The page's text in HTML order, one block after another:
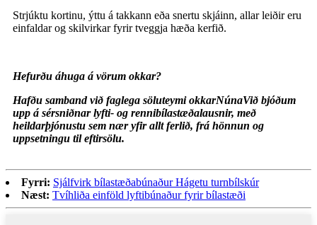
Strjúktu kortinu, ýttu á takkann eða snertu skjáinn, allar leiðir eru
einfaldar og skilvirkar fyrir tveggja hæða kerfið.
Hefurðu áhuga á vörum okkar?
Hafðu samband við faglega söluteymi okkarNúnaVið bjóðum
upp á sérsniðnar lyfti- og rennibílastæðalausnir, með
heildarþjónustu sem nær yfir allt ferlið, frá hönnun og
uppsetningu til eftirsölu.
Fyrri: Sjálfvirk bílastæðabúnaður Hágetu turnbílskúr
Næst: Tvíhliða einföld lyftibúnaður fyrir bílastæði